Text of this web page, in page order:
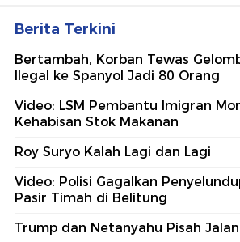
Berita Terkini
Bertambah, Korban Tewas
Ilegal ke Spanyol Jadi 80 Orang
Video: LSM Pembantu Imigran
Kehabisan Stok Makanan
Roy Suryo Kalah Lagi dan Lagi
Video: Polisi Gagalkan
Pasir Timah di Belitung
Trump dan Netanyahu Pisah